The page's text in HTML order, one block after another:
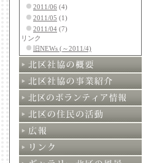
2011/06 (4)
2011/05 (1)
2011/04 (7)
リンク
旧NEWs (～2011/4)